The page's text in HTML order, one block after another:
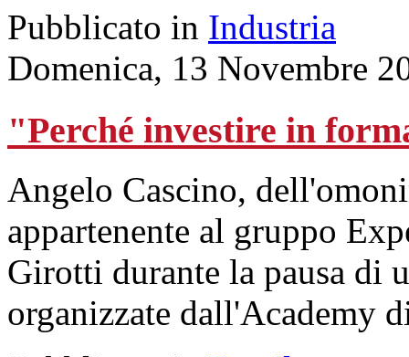
Pubblicato in Industria
Domenica, 13 Novembre
"Perché investire in
Angelo Cascino,
appartenente al gruppo
Girotti durante la pausa di
organizzate dall'Academy